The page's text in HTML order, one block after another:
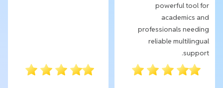
powerful tool for
academics and
professionals needing
reliable multilingual
support.